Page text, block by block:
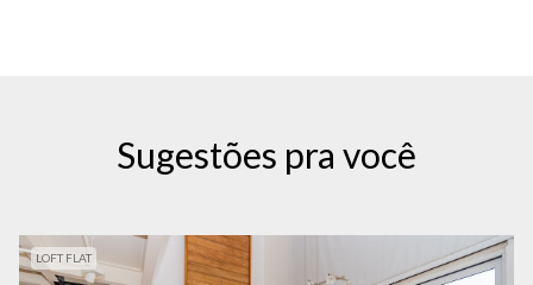
Sugestões pra você
LOFT FLAT